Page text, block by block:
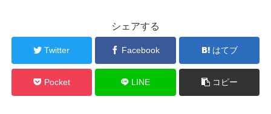
シェアする
Twitter Facebook はてブ
Pocket LINE コピー